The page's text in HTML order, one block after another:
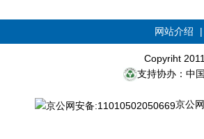
网站介绍
Copyriht
支持协办：中
京公